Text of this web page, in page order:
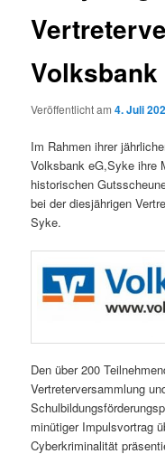
Volksbank
Veröffentlicht am4. Juli
Im Rahmen ihrer
Volksbank eG,Syke ihre
historischen
bei der diesjährigen
Syke.
Den über 200
Vertreterversammlung
minütiger Impulsvortrag
Cyberkriminalität